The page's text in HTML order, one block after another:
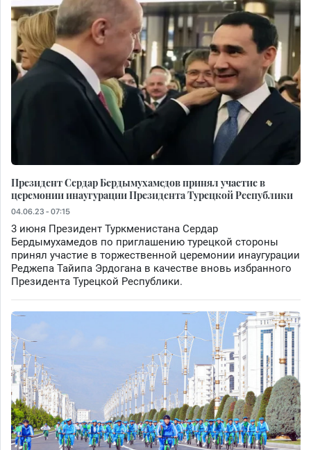
Президент Сердар Бердымухамедов принял участие в
церемонии инаугурации Президента Турецкой Республики
04.06.23 - 07:15
3 июня Президент Туркменистана Сердар
Бердымухамедов по приглашению турецкой стороны
принял участие в торжественной церемонии инаугурации
Реджепа Тайипа Эрдогана в качестве вновь избранного
Президента Турецкой Республики.